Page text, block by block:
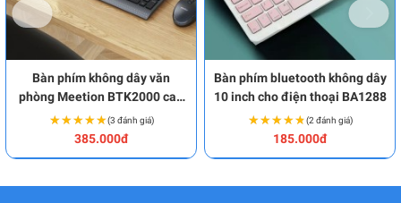
Bàn phím không dây văn
phòng Meetion BTK2000 cao
cấp BA1896
★★★★★
★★★★★(3 đánh giá)
385.000đ
Bàn phím bluetooth không dây
10 inch cho điện thoại BA1288
★★★★★
★★★★★(2 đánh giá)
185.000đ